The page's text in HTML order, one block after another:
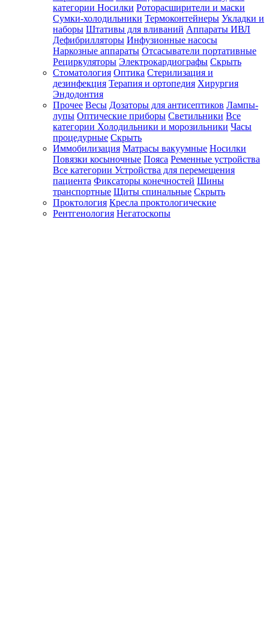
категории Носилки Роторасширители и маски
Сумки-холодильники Термоконтейнеры Укладки и
наборы Штативы для вливаний Аппараты ИВЛ
Дефибрилляторы Инфузионные насосы
Наркозные аппараты Отсасыватели портативные
Рециркуляторы Электрокардиографы Скрыть
Стоматология Оптика Стерилизация и
дезинфекция Терапия и ортопедия Хирургия
Эндодонтия
Прочее Весы Дозаторы для антисептиков Лампы-
лупы Оптические приборы Светильники Все
категории Холодильники и морозильники Часы
процедурные Скрыть
Иммобилизация Матрасы вакуумные Носилки
Повязки косыночные Пояса Ременные устройства
Все категории Устройства для перемещения
пациента Фиксаторы конечностей Шины
транспортные Щиты спинальные Скрыть
Проктология Кресла проктологические
Рентгенология Негатоскопы